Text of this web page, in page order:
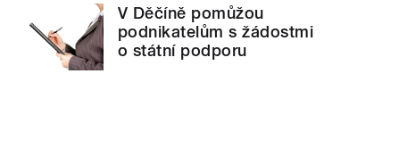
V Děčíně pomůžou
podnikatelům s žádostmi
o státní podporu